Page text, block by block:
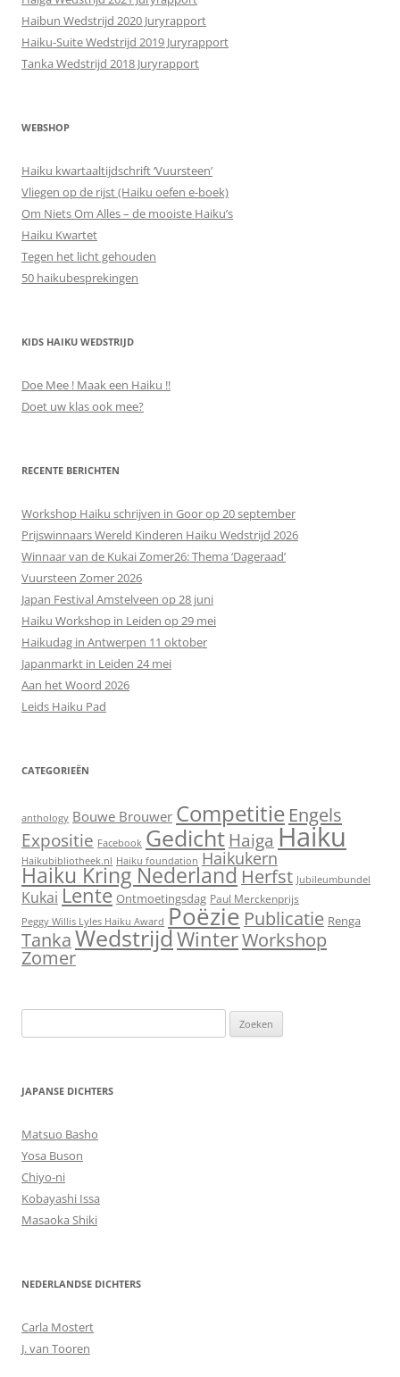
Haibun Wedstrijd 2020 Juryrapport
Haiku-Suite Wedstrijd 2019 Juryrapport
Tanka Wedstrijd 2018 Juryrapport
WEBSHOP
Haiku kwartaaltijdschrift ‘Vuursteen’
Vliegen op de rijst (Haiku oefen e-boek)
Om Niets Om Alles – de mooiste Haiku’s
Haiku Kwartet
Tegen het licht gehouden
50 haikubesprekingen
KIDS HAIKU WEDSTRIJD
Doe Mee ! Maak een Haiku !!
Doet uw klas ook mee?
RECENTE BERICHTEN
Workshop Haiku schrijven in Goor op 20 september
Prijswinnaars Wereld Kinderen Haiku Wedstrijd 2026
Winnaar van de Kukai Zomer26: Thema ‘Dageraad’
Vuursteen Zomer 2026
Japan Festival Amstelveen op 28 juni
Haiku Workshop in Leiden op 29 mei
Haikudag in Antwerpen 11 oktober
Japanmarkt in Leiden 24 mei
Aan het Woord 2026
Leids Haiku Pad
CATEGORIEËN
anthology Bouwe Brouwer Competitie Engels
Expositie Facebook Gedicht Haiga Haiku
Haikubibliotheek.nl Haiku foundation Haikukern
Haiku Kring Nederland Herfst Jubileumbundel
Kukai Lente Ontmoetingsdag Paul Merckenprijs
Peggy Willis Lyles Haiku Award Poëzie Publicatie Renga
TankaWedstrijdWinterWorkshop
Zomer
naar:
JAPANSE DICHTERS
Matsuo Basho
Yosa Buson
Chiyo-ni
Kobayashi Issa
Masaoka Shiki
NEDERLANDSE DICHTERS
Carla Mostert
J. van Tooren